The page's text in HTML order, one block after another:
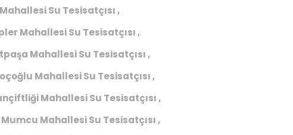
Su Tesisatçısı ,
Mahallesi Su Tesisatçısı ,
Mahallesi Su Tesisatçısı ,
Mahallesi Su Tesisatçısı ,
Mahallesi Su Tesisatçısı ,
Mahallesi Su Tesisatçısı ,